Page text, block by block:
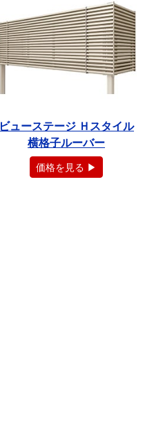
ビューステージ Ｈスタイル
横格子ルーバー
価格を見る ▶